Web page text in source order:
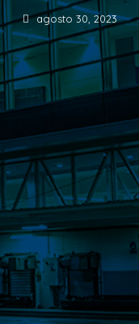
agosto 30, 2023